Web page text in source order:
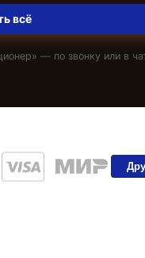
всё
» — по звонку или в